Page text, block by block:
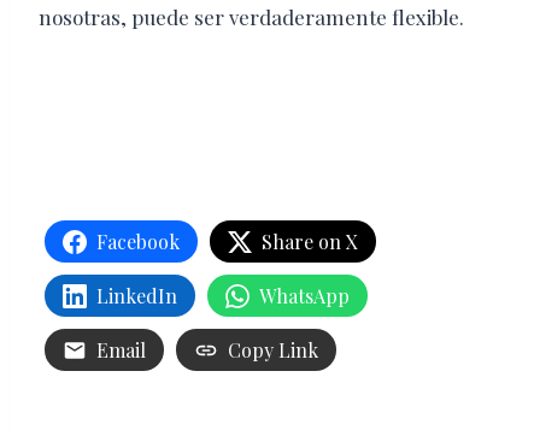
nosotras, puede ser verdaderamente flexible.
Facebook Share on X
LinkedIn WhatsApp
Email Copy Link